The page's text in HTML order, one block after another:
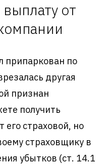
от
припаркован по
другая
признан
получить
его страховой, но
страховщику в
убытков (ст. 14.1